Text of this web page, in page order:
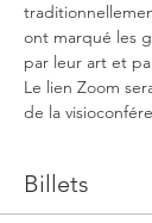
ont marqué les
par leur art et
Le lien Zoom
de la
Billets